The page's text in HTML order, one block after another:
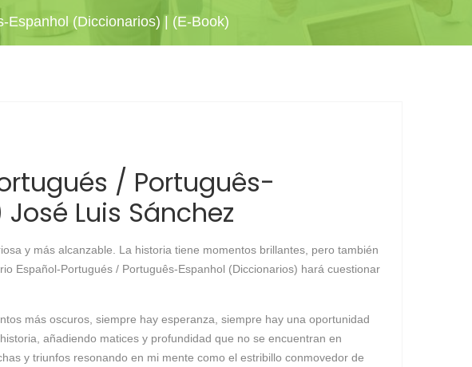
Espanhol (Diccionarios) | (E-Book)
/ Português-
Luis Sánchez
y más alcanzable. La historia tiene momentos brillantes, pero también
Español-Portugués / Português-Espanhol (Diccionarios) hará cuestionar
más oscuros, siempre hay esperanza, siempre hay una oportunidad
añadiendo matices y profundidad que no se encuentran en
y triunfos resonando en mi mente como el estribillo conmovedor de